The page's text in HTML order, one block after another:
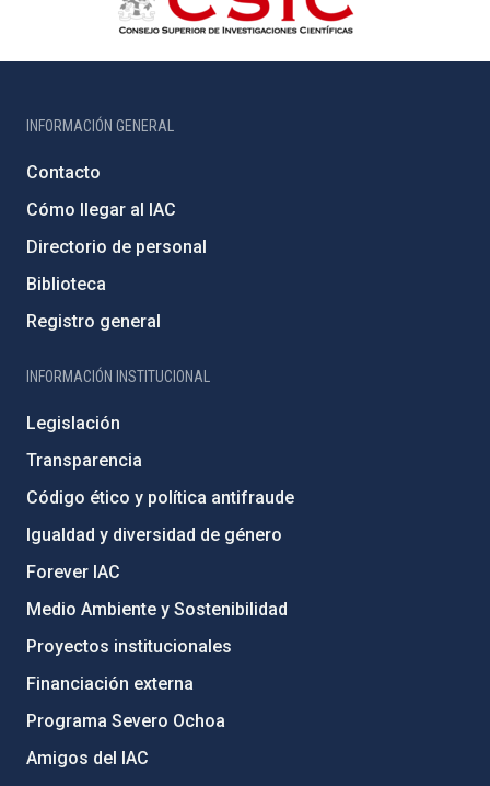
INFORMACIÓN GENERAL
Contacto
Cómo llegar al IAC
Directorio de personal
Biblioteca
Registro general
INFORMACIÓN INSTITUCIONAL
Legislación
Transparencia
Código ético y política antifraude
Igualdad y diversidad de género
Forever IAC
Medio Ambiente y Sostenibilidad
Proyectos institucionales
Financiación externa
Programa Severo Ochoa
Amigos del IAC